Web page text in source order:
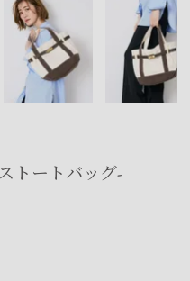
トートバッグ-